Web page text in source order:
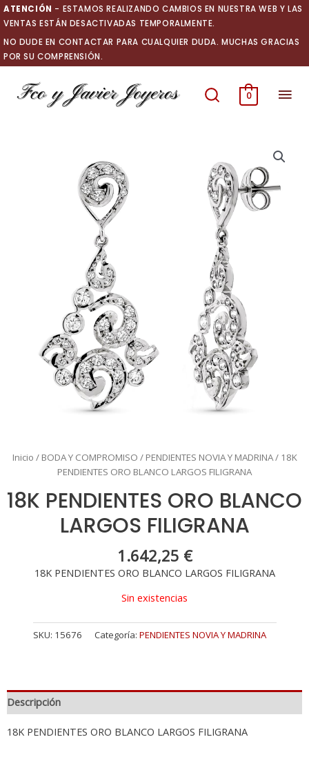
Ir
al
contenido
ATENCIÓN - ESTAMOS REALIZANDO CAMBIOS EN NUESTRA WEB Y LAS
VENTAS ESTÁN DESACTIVADAS TEMPORALMENTE.
NO DUDE EN CONTACTAR PARA CUALQUIER DUDA. MUCHAS GRACIAS
POR SU COMPRENSIÓN.
0
Inicio / BODA Y COMPROMISO / PENDIENTES NOVIA Y MADRINA/ 18K
PENDIENTES ORO BLANCO LARGOS FILIGRANA
18K PENDIENTES ORO BLANCO
LARGOS FILIGRANA
1.642,25 €
18K PENDIENTES ORO BLANCO LARGOS FILIGRANA
Sin existencias
SKU: 15676 Categoría: PENDIENTES NOVIA Y MADRINA
Descripción
18K PENDIENTES ORO BLANCO LARGOS FILIGRANA